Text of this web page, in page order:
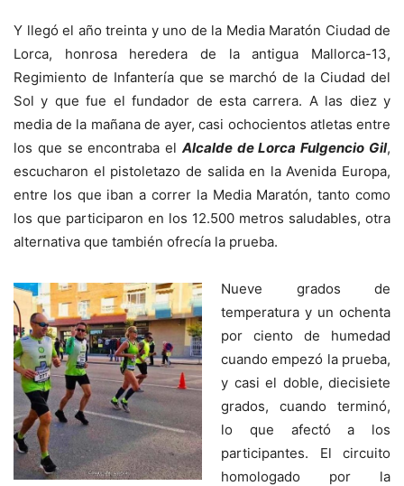
Y llegó el año treinta y uno de la Media Maratón Ciudad de
Lorca, honrosa heredera de la antigua Mallorca-13,
Regimiento de Infantería que se marchó de la Ciudad del
Sol y que fue el fundador de esta carrera. A las diez y
media de la mañana de ayer, casi ochocientos atletas entre
los que se encontraba el Alcalde de Lorca Fulgencio Gil,
escucharon el pistoletazo de salida en la Avenida Europa,
entre los que iban a correr la Media Maratón, tanto como
los que participaron en los 12.500 metros saludables, otra
alternativa que también ofrecía la prueba.
Nueve grados de
temperatura y un ochenta
por ciento de humedad
cuando empezó la prueba,
y casi el doble, diecisiete
grados, cuando terminó,
lo que afectó a los
participantes. El circuito
homologado por la